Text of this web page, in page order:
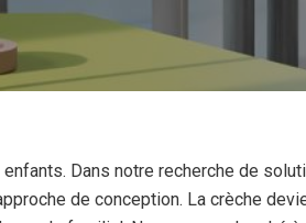
Dans notre recherche de
de conception. La crèche